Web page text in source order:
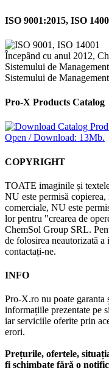
ISO 9001:2015, ISO
Începând cu anul 2012,
Sistemului de
Sistemului de
Pro-X Products Catalog
Open / Download: 13Mb.
COPYRIGHT
TOATE imaginile și
NU este permisă
comerciale, NU este
lor pentru "crearea de
ChemSol Group SRL.
de folosirea neautorizată
contactați-ne.
INFO
Pro-X.ro nu poate garanta
informațiile prezentate pe
iar serviciile oferite prin
erori.
Prețurile, ofertele,
fi schimbate fără o